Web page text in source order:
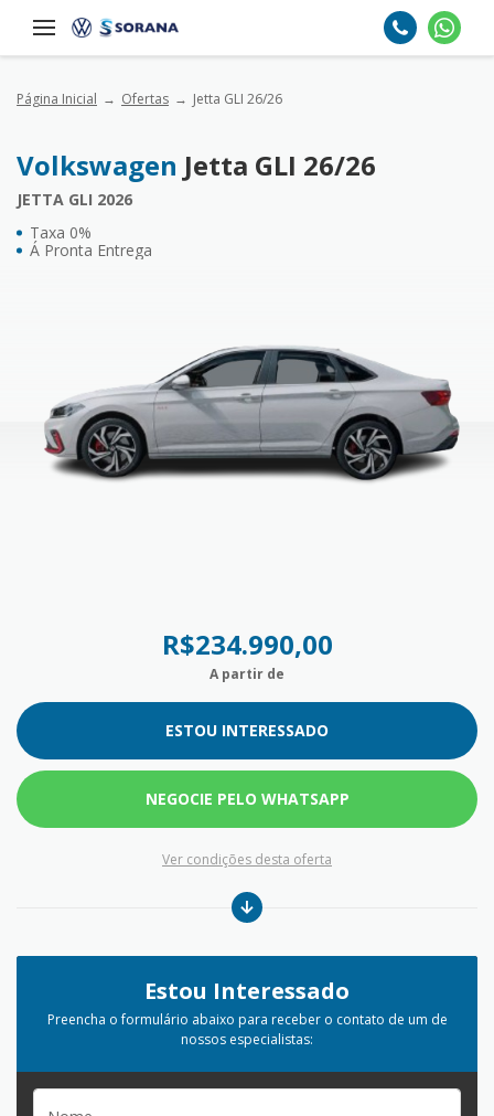
Página Inicial Ofertas Jetta GLI 26/26
Volkswagen Jetta GLI 26/26
JETTA GLI 2026
Taxa 0%
Á Pronta Entrega
R$234.990,00
A partir de
ESTOU INTERESSADO
NEGOCIE PELO WHATSAPP
Ver condições desta oferta
Estou Interessado
Preencha o formulário abaixo para receber o contato de um de
nossos especialistas: